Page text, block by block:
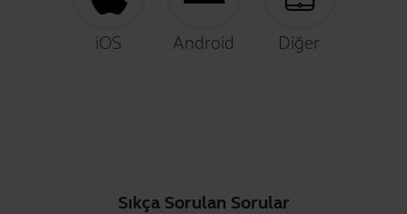
iOS Android Diğer
Sıkça Sorulan Sorular